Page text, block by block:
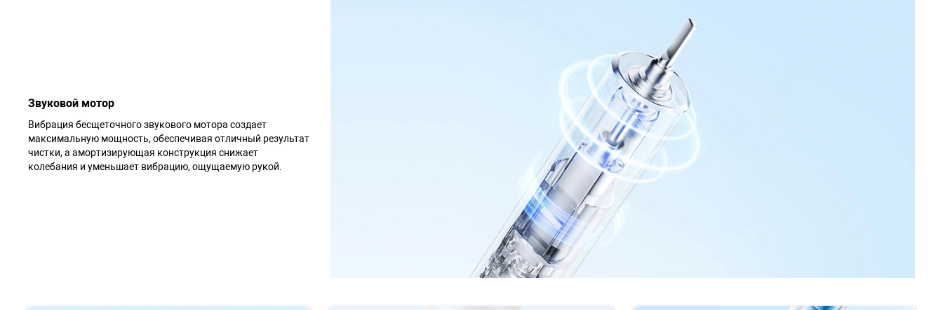
Звуковой мотор
Вибрация бесщеточного звукового мотора создает
максимальную мощность, обеспечивая отличный результат
чистки, а амортизирующая конструкция снижает
колебания и уменьшает вибрацию, ощущаемую рукой.